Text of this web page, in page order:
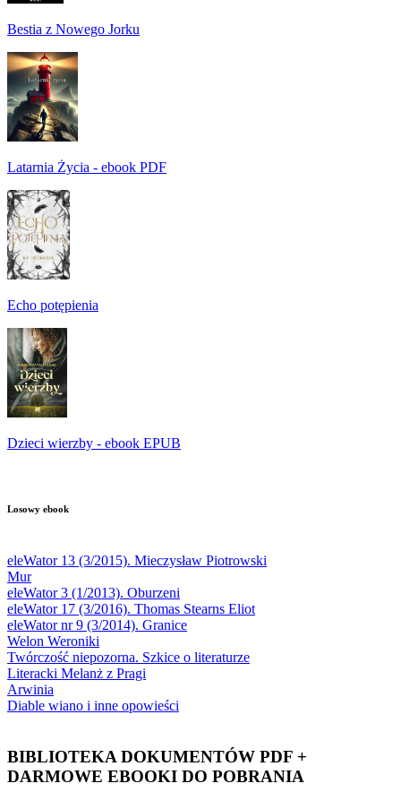
Bestia z Nowego Jorku
Latarnia Życia - ebook PDF
Echo potępienia
Dzieci wierzby - ebook EPUB
Losowy ebook
eleWator 13 (3/2015). Mieczysław Piotrowski
Mur
eleWator 3 (1/2013). Oburzeni
eleWator 17 (3/2016). Thomas Stearns Eliot
eleWator nr 9 (3/2014). Granice
Welon Weroniki
Twórczość niepozorna. Szkice o literaturze
Literacki Melanż z Pragi
Arwinia
Diable wiano i inne opowieści
BIBLIOTEKA DOKUMENTÓW PDF +
DARMOWE EBOOKI DO POBRANIA